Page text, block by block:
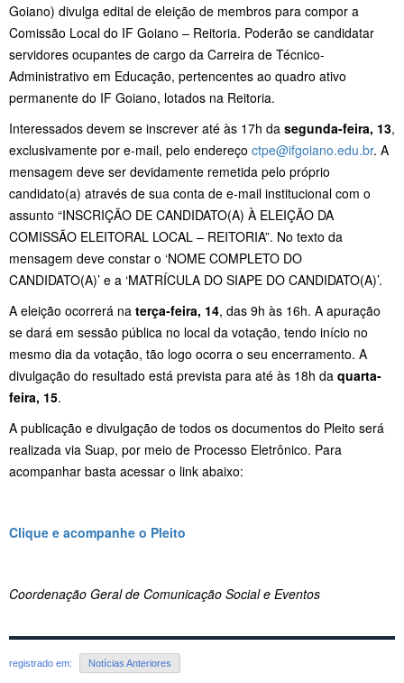
Goiano) divulga edital de eleição de membros para compor a
Comissão Local do IF Goiano – Reitoria. Poderão se candidatar
servidores ocupantes de cargo da Carreira de Técnico-
Administrativo em Educação, pertencentes ao quadro ativo
permanente do IF Goiano, lotados na Reitoria.
Interessados devem se inscrever até às 17h da segunda-feira, 13,
exclusivamente por e-mail, pelo endereço ctpe@ifgoiano.edu.br. A
mensagem deve ser devidamente remetida pelo próprio
candidato(a) através de sua conta de e-mail institucional com o
assunto “INSCRIÇÃO DE CANDIDATO(A) À ELEIÇÃO DA
COMISSÃO ELEITORAL LOCAL – REITORIA”. No texto da
mensagem deve constar o ‘NOME COMPLETO DO
CANDIDATO(A)’ e a ‘MATRÍCULA DO SIAPE DO CANDIDATO(A)’.
A eleição ocorrerá na terça-feira, 14, das 9h às 16h. A apuração
se dará em sessão pública no local da votação, tendo início no
mesmo dia da votação, tão logo ocorra o seu encerramento. A
divulgação do resultado está prevista para até às 18h da quarta-
feira, 15.
A publicação e divulgação de todos os documentos do Pleito será
realizada via Suap, por meio de Processo Eletrônico. Para
acompanhar basta acessar o link abaixo:
Clique e acompanhe o Pleito
Coordenação Geral de Comunicação Social e Eventos
registrado em: Notícias Anteriores